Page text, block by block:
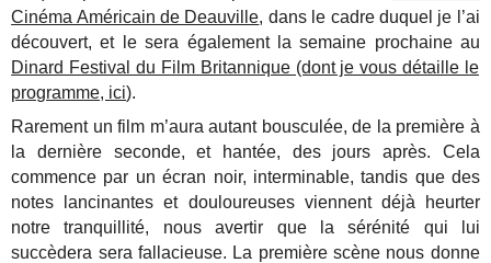
Cinéma Américain de Deauville, dans le cadre duquel je l’ai
découvert, et le sera également la semaine prochaine au
Dinard Festival du Film Britannique (dont je vous détaille le
programme, ici).
Rarement un film m’aura autant bousculée, de la première à
la dernière seconde, et hantée, des jours après. Cela
commence par un écran noir, interminable, tandis que des
notes lancinantes et douloureuses viennent déjà heurter
notre tranquillité, nous avertir que la sérénité qui lui
succèdera sera fallacieuse. La première scène nous donne